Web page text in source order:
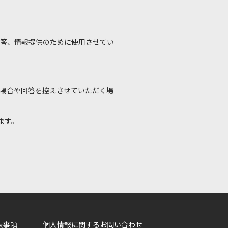
、情報提供のために使用させてい
合や回答を控えさせていただく場
。
事項 個人情報に関するお問い合わせ